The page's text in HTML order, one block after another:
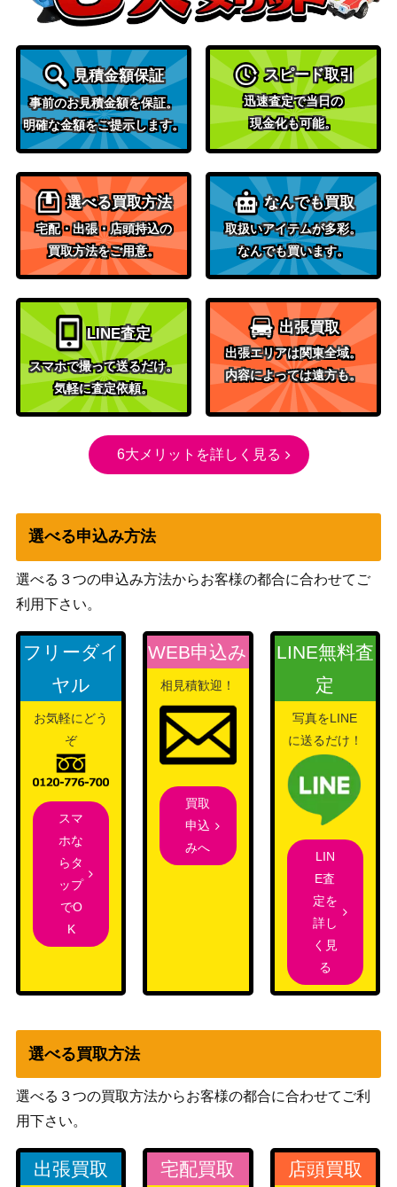
見積金額保証
事前のお見積金額を保証。
明確な金額をご提示します。
スピード取引
迅速査定で当日の
現金化も可能。
選べる買取方法
宅配・出張・店頭持込の
買取方法をご用意。
なんでも買取
取扱いアイテムが多彩。
なんでも買います。
LINE査定
スマホで撮って送るだけ。
気軽に査定依頼。
出張買取
出張エリアは関東全域。
内容によっては遠方も。
6大メリットを詳しく見る
選べる申込み方法
選べる３つの申込み方法からお客様の都合に合わせてご
利用下さい。
フリーダイ
ヤル
お気軽にどう
ぞ
スマ
ホな
らタ
ップ
でO
K
WEB申込み
相見積歓迎！
買取
申込
みへ
LINE無料査
定
写真をLINE
に送るだけ！
LIN
E査
定を
詳し
く見
る
選べる買取方法
選べる３つの買取方法からお客様の都合に合わせてご利
用下さい。
出張買取 宅配買取 店頭買取